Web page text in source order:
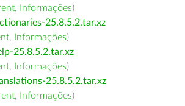
, Informações)
25.8.5.2.tar.xz
, Informações)
25.8.5.2.tar.xz
, Informações)
25.8.5.2.tar.xz
, Informações)